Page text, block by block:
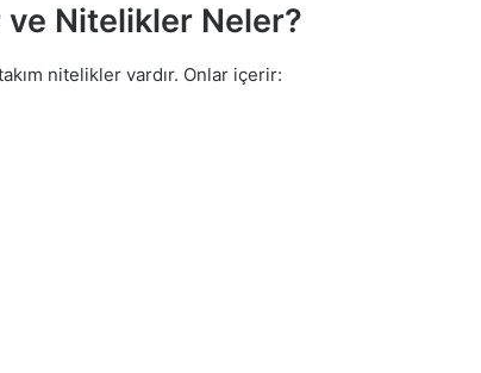
Nitelikler Neler?
nitelikler vardır. Onlar içerir: